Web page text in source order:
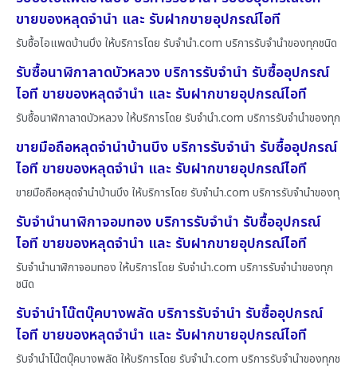
ขายของหลุดจำนำ และ รับฝากขายอุปกรณ์ไอที
รับซื้อไอแพดบ้านบึง ให้บริการโดย รับจํานํา.com บริการรับจำนำของทุกชนิด
รับซื้อนาฬิกาลาดบัวหลวง บริการรับจำนำ รับซื้ออุปกรณ์
ไอที ขายของหลุดจำนำ และ รับฝากขายอุปกรณ์ไอที
รับซื้อนาฬิกาลาดบัวหลวง ให้บริการโดย รับจํานํา.com บริการรับจำนำของทุก
ขายมือถือหลุดจำนำบ้านบึง บริการรับจำนำ รับซื้ออุปกรณ์
ไอที ขายของหลุดจำนำ และ รับฝากขายอุปกรณ์ไอที
ขายมือถือหลุดจำนำบ้านบึง ให้บริการโดย รับจํานํา.com บริการรับจำนำของทุ
รับจำนำนาฬิกาจอมทอง บริการรับจำนำ รับซื้ออุปกรณ์
ไอที ขายของหลุดจำนำ และ รับฝากขายอุปกรณ์ไอที
รับจำนำนาฬิกาจอมทอง ให้บริการโดย รับจํานํา.com บริการรับจำนำของทุก
ชนิด
รับจำนำโน๊ตบุ๊คบางพลัด บริการรับจำนำ รับซื้ออุปกรณ์
ไอที ขายของหลุดจำนำ และ รับฝากขายอุปกรณ์ไอที
รับจำนำโน๊ตบุ๊คบางพลัด ให้บริการโดย รับจํานํา.com บริการรับจำนำของทุกช